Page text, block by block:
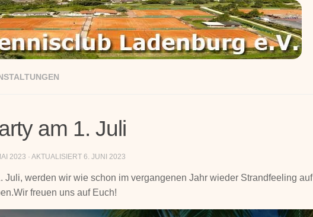
am 1. Juli
2023 · AKTUALISIERT 6. JUNI 2023
Juli, werden wir wie schon im vergangenen Jahr wieder Strandfeeling auf
freuen uns auf Euch!